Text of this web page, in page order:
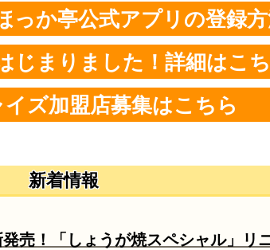
か亭公式アプリの登録方
じまりました！詳細はこ
ズ加盟店募集はこちら
新着情報
売！「しょうが焼スペシャル」リ